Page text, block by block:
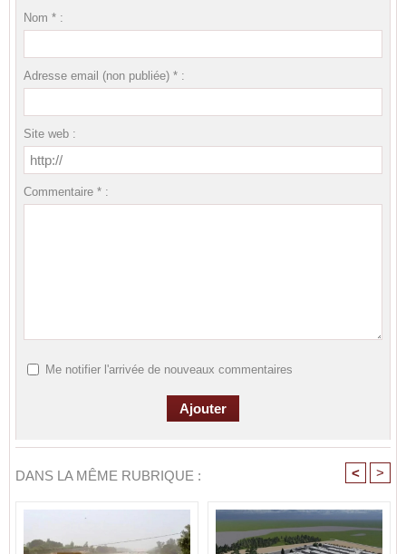
Nom * :
Adresse email (non publiée) * :
Site web :
Commentaire * :
Me notifier l'arrivée de nouveaux commentaires
DANS LA MÊME RUBRIQUE : < >